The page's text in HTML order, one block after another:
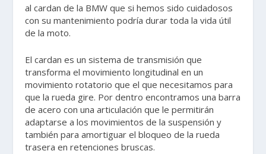
al cardan de la BMW que si hemos sido cuidadosos
con su mantenimiento podría durar toda la vida útil
de la moto.
El cardan es un sistema de transmisión que
transforma el movimiento longitudinal en un
movimiento rotatorio que el que necesitamos para
que la rueda gire. Por dentro encontramos una barra
de acero con una articulación que le permitirán
adaptarse a los movimientos de la suspensión y
también para amortiguar el bloqueo de la rueda
trasera en retenciones bruscas.